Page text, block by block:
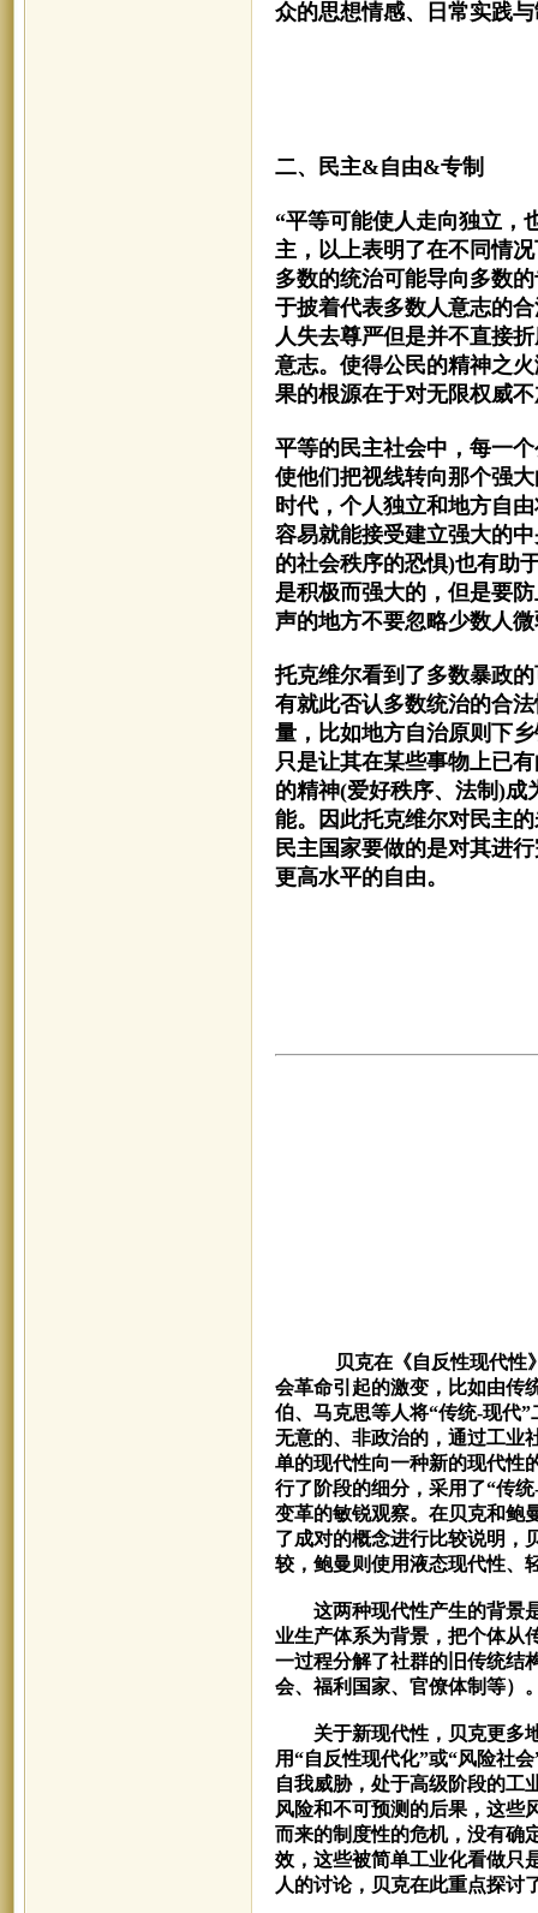
众的思想情感、日常实践
二、 民主&自由&专制
“平等可能使人走向独立，
主，以上表明了在不同情
多数的统治可能导向多数
于披着代表多数人意志的
人失去尊严但是并不直接
意志。使得公民的精神之
果的根源在于对无限权威
平等的民主社会中，每一
使他们把视线转向那个强
时代，个人独立和地方自
容易就能接受建立强大的
的社会秩序的恐惧)也有助
是积极而强大的，但是要
声的地方不要忽略少数人
托克维尔看到了多数暴政
有就此否认多数统治的合
量，比如地方自治原则下
只是让其在某些事物上已
的精神(爱好秩序、法制)成
能。
因此托克维尔对民主
民主国家要做的是对其进
更高水平的自由。
贝克在《自反性现代性
会革命引起的激变，比如由传
伯、马克思等人将“传统-现代
无意的、非政治的，通过工业
单的现代性向一种新的现代性
行了阶段的细分，采用了“传
变革的敏锐观察。在贝克和鲍
了成对的概念进行比较说明，
较，鲍曼则使用液态现代性、
这两种现代性产生的背景
业生产体系为背景，把个体从
一过程分解了社群的旧传统结
会、福利国家、官僚体制等）
关于新现代性，贝克更多
用“自反性现代化”或“风险社
自我威胁，处于高级阶段的工
风险和不可预测的后果，这些
而来的制度性的危机，没有确
效，这些被简单工业化看做只
人的讨论，贝克在此重点探讨